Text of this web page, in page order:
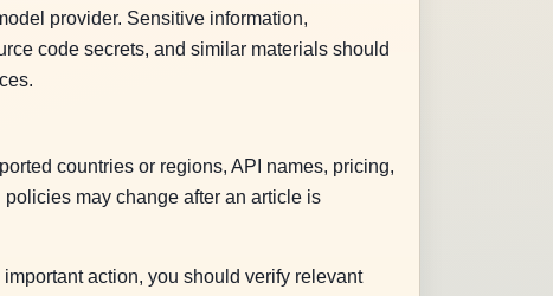
provider. Sensitive information,
code secrets, and similar materials should
countries or regions, API names, pricing,
may change after an article is
action, you should verify relevant